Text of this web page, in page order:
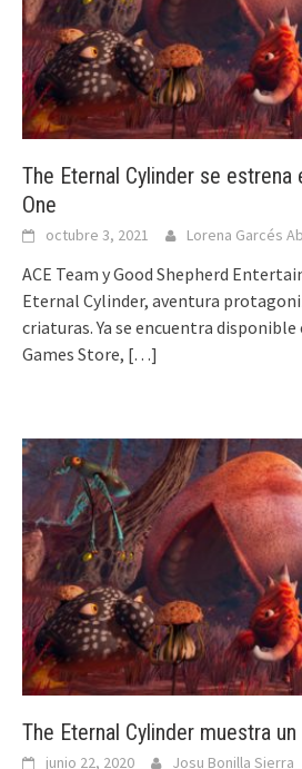
The Eternal Cylinder se estrena
One
octubre 3, 2021 Lorena Garcés
ACE Team y Good Shepherd
Eternal Cylinder, aventura
criaturas. Ya se encuentra
Games Store, […]
The Eternal Cylinder muestra
junio 22, 2020 Josu Bonilla Sierra